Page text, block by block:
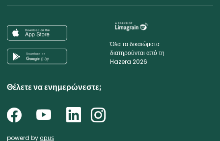
Όλα τα δικαιώματα
διατηρούνται από τη
Hazera 2026
Θέλετε να ενημερώνεστε;
powerd by opus